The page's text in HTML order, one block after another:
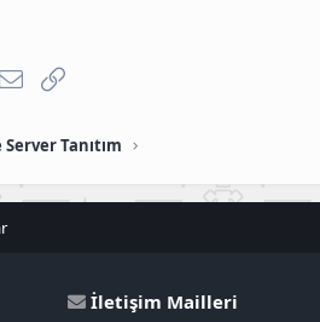
E-posta
Tanıtım
İletişim Mailleri